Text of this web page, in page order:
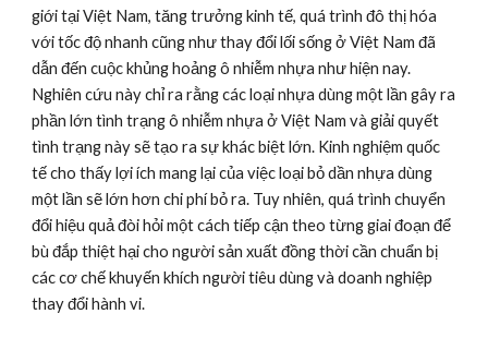
giới tại Việt Nam, tăng trưởng kinh tế, quá trình đô thị hóa
với tốc độ nhanh cũng như thay đổi lối sống ở Việt Nam đã
dẫn đến cuộc khủng hoảng ô nhiễm nhựa như hiện nay.
Nghiên cứu này chỉ ra rằng các loại nhựa dùng một lần gây ra
phần lớn tình trạng ô nhiễm nhựa ở Việt Nam và giải quyết
tình trạng này sẽ tạo ra sự khác biệt lớn. Kinh nghiệm quốc
tế cho thấy lợi ích mang lại của việc loại bỏ dần nhựa dùng
một lần sẽ lớn hơn chi phí bỏ ra. Tuy nhiên, quá trình chuyển
đổi hiệu quả đòi hỏi một cách tiếp cận theo từng giai đoạn để
bù đắp thiệt hại cho người sản xuất đồng thời cần chuẩn bị
các cơ chế khuyến khích người tiêu dùng và doanh nghiệp
thay đổi hành vi.